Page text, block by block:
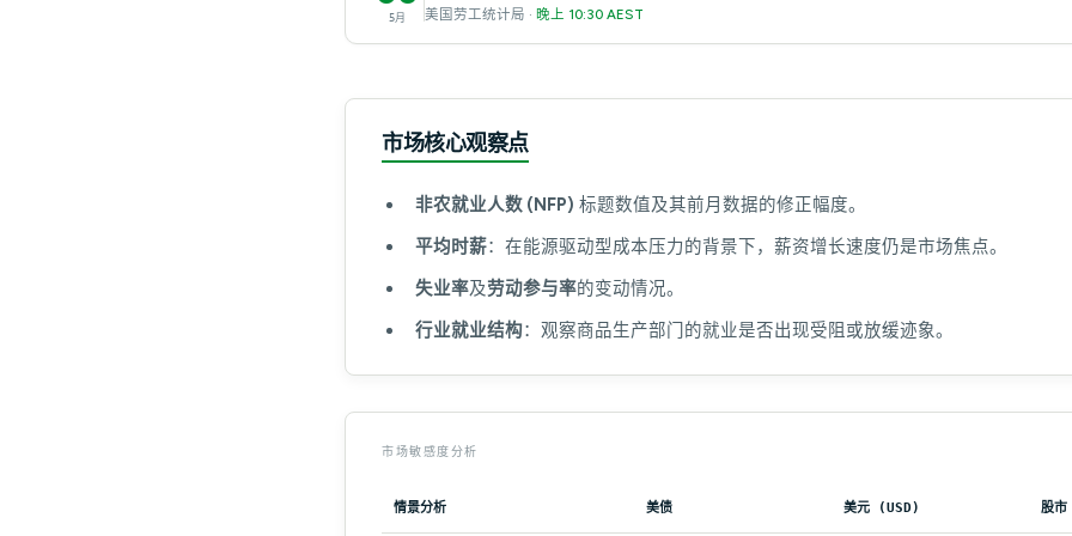
5月 美国劳工统计局 · 晚上 10:30 AEST
市场核心观察点
非农就业人数 (NFP) 标题数值及其前月数据的修正幅度。
平均时薪：在能源驱动型成本压力的背景下，薪资增长速度仍是市场焦点。
失业率及劳动参与率的变动情况。
行业就业结构：观察商品生产部门的就业是否出现受阻或放缓迹象。
市场敏感度分析
情景分析 美债 美元 (USD) 股市